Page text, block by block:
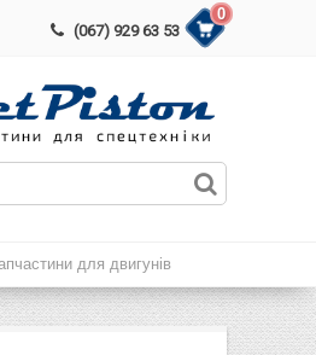
(067) 929 63 53
0
для двигунів
Mercedes OM 366, OM 364